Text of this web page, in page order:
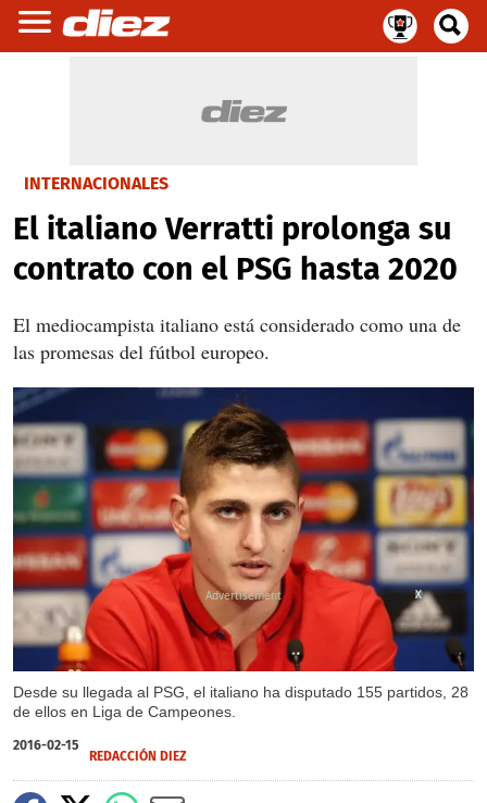
INTERNACIONALES
El italiano Verratti prolonga su
contrato con el PSG hasta 2020
El mediocampista italiano está considerado como una de
las promesas del fútbol europeo.
Desde su llegada al PSG, el italiano ha disputado 155 partidos, 28
de ellos en Liga de Campeones.
X
2016-02-15
REDACCIÓN DIEZ